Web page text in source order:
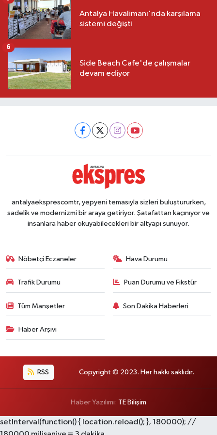
Antalya Havalimanı'nda karşılama
sistemi değişti
Side Beach Cafe'de çalışmalar
devam ediyor
6
antalyaeksprescomtr, yepyeni temasıyla sizleri buluştururken,
sadelik ve modernizmi bir araya getiriyor. Şatafattan kaçınıyor ve
insanlara haber okuyabilecekleri bir altyapı sunuyor.
Nöbetçi Eczaneler Hava Durumu
Trafik Durumu Puan Durumu ve Fikstür
Tüm Manşetler Son Dakika Haberleri
Haber Arşivi
RSS Copyright © 2023. Her hakkı saklıdır.
Haber Yazılımı: TE Bilişim
setInterval(function() { location.reload(); }, 180000); //